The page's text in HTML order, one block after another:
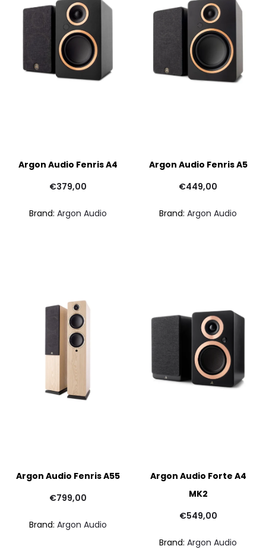
Argon Audio Fenris A4
€379,00
Brand: Argon Audio
Argon Audio Fenris A5
€449,00
Brand: Argon Audio
Argon Audio Fenris A55
€799,00
Brand: Argon Audio
Argon Audio Forte A4
MK2
€549,00
Brand: Argon Audio